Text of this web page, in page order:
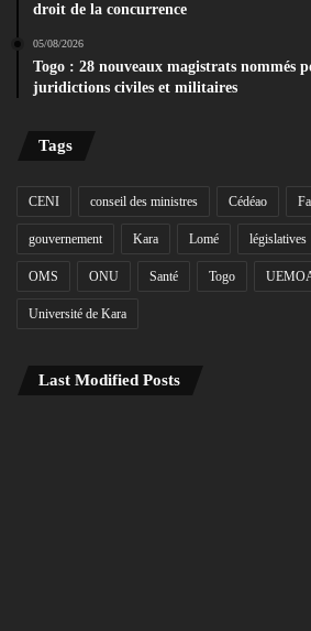
droit de la concurrence
05/08/2026
Togo : 28 nouveaux magistrats nommés
juridictions civiles et militaires
Tags
CENI conseil des ministres Cédéao
gouvernement Kara Lomé législatives
OMS ONU Santé Togo
Université de Kara
Last Modified Posts